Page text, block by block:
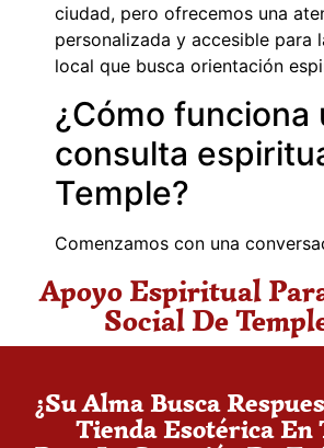
ciudad, pero ofrecemos una
personalizada y accesible para
local que busca orientación
¿Cómo funciona
consulta
Temple?
Comenzamos con una
nuestra comunidad, con sus
diarios, esto permite una guía
determinamos si se necesita
¿Qué productos
Apoyo Espiritual
Social De
¿Su Alma Busca
Tienda Esotérica En